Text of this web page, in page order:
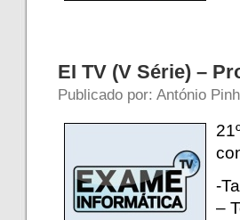
EI TV (V Série) –
Publicado por: António
-
–